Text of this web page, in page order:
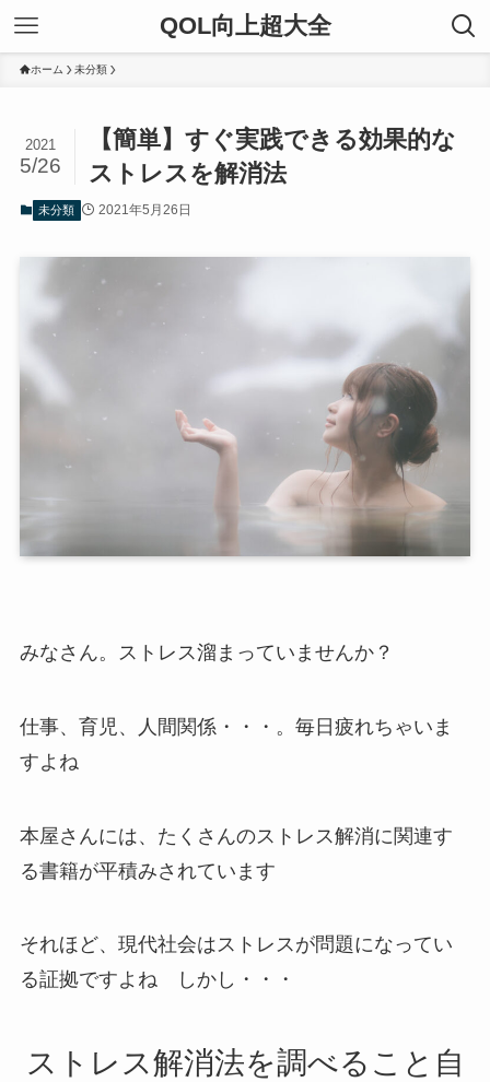
QOL向上超大全
ホーム 未分類
【簡単】すぐ実践できる効果的な
ストレスを解消法
2021
5/26
未分類 2021年5月26日
みなさん。ストレス溜まっていませんか？
仕事、育児、人間関係・・・。毎日疲れちゃいま
すよね
本屋さんには、たくさんのストレス解消に関連す
る書籍が平積みされています
それほど、現代社会はストレスが問題になってい
る証拠ですよね しかし・・・
ストレス解消法を調べること自